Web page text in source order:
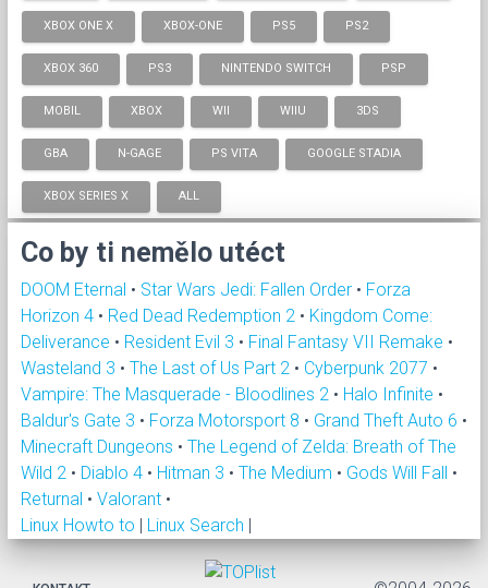
XBOX ONE X XBOX-ONE PS5 PS2
XBOX 360 PS3 NINTENDO SWITCH PSP
MOBIL XBOX WII WIIU 3DS
GBA N-GAGE PS VITA GOOGLE STADIA
XBOX SERIES X ALL
Co by ti nemělo utéct
DOOM Eternal • Star Wars Jedi: Fallen Order • Forza
Horizon 4 • Red Dead Redemption 2 • Kingdom Come:
Deliverance • Resident Evil 3 • Final Fantasy VII Remake •
Wasteland 3 • The Last of Us Part 2 • Cyberpunk 2077 •
Vampire: The Masquerade - Bloodlines 2 • Halo Infinite •
Baldur's Gate 3 • Forza Motorsport 8 • Grand Theft Auto 6 •
Minecraft Dungeons • The Legend of Zelda: Breath of The
Wild 2 • Diablo 4 • Hitman 3 • The Medium • Gods Will Fall •
Returnal • Valorant •
Linux Howto to | Linux Search |